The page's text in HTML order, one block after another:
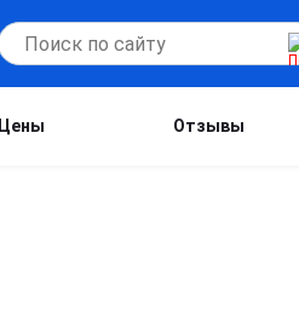
Цены Отзывы